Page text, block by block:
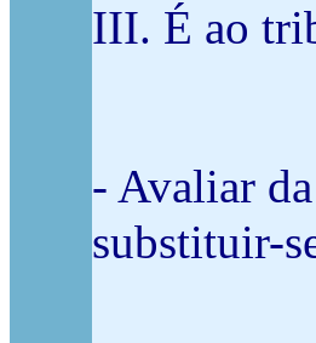
III. É ao
- Avaliar
substituir-